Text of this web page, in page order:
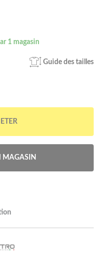
1 magasin
Guide des tailles
MAGASIN